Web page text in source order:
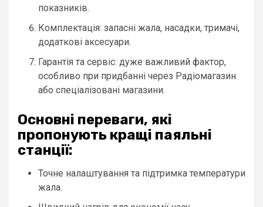
показників.
Комплектація: запасні жала, насадки, тримачі,
додаткові аксесуари.
Гарантія та сервіс: дуже важливий фактор,
особливо при придбанні через Радіомагазин
або спеціалізовані магазини.
Основні переваги, які
пропонують кращі паяльні
станції:
Точне налаштування та підтримка температури
жала.